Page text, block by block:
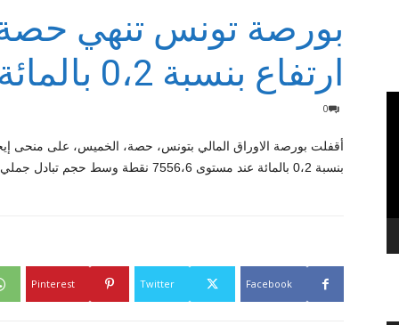
بورصة تونس تنهي
ارتفاع بنسبة 0،2 بالمائة
0
أقفلت بورصة الاوراق المالي بتونس، حصة، الخميس، على منحى
بنسبة 0،2 بالمائة عند مستوى 7556،6 نقطة وسط حجم تبادل جملي بلغت قيمته 2،5 مليون دينار،
Facebook
Twitter
Pinterest